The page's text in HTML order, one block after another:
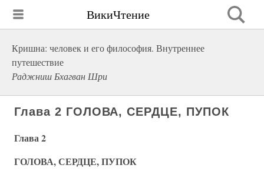
ВикиЧтение
Кришна: человек и его философия. Внутреннее
путешествие
Раджниш Бхагван Шри
Глава 2 ГОЛОВА, СЕРДЦЕ, ПУПОК
Глава 2
ГОЛОВА, СЕРДЦЕ, ПУПОК